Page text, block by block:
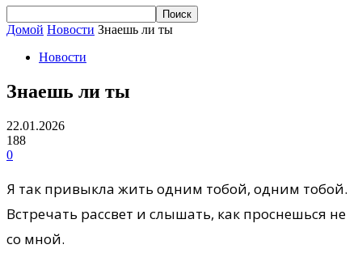
Домой Новости Знаешь ли ты
Новости
Знаешь ли ты
22.01.2026
188
0
Я так привыкла жить одним тобой, одним тобой.
Встречать рассвет и слышать, как проснешься не
со мной.